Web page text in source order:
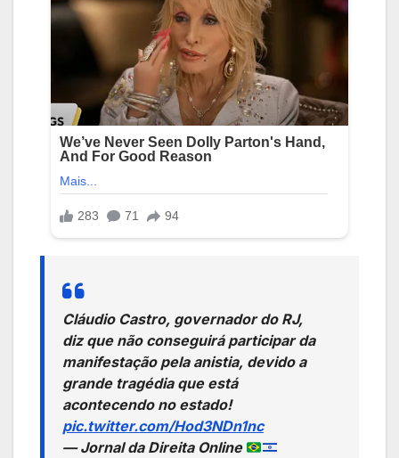
Cláudio Castro, governador do RJ,
diz que não conseguirá participar da
manifestação pela anistia, devido a
grande tragédia que está
acontecendo no estado!
pic.twitter.com/Hod3NDn1nc
— Jornal da Direita Online